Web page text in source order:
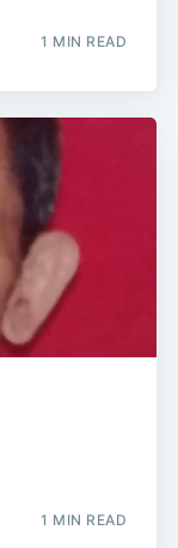
1 MIN READ
1 MIN READ